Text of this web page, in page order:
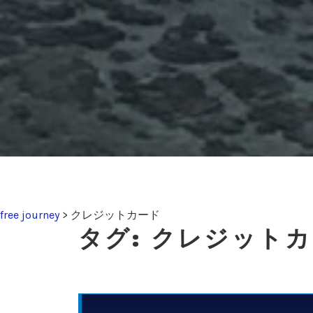
free journey> クレジットカード
タグ: クレジット